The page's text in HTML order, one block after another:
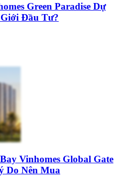
Green Paradise Dự
Đầu Tư?
Vinhomes Global Gate
Do Nên Mua